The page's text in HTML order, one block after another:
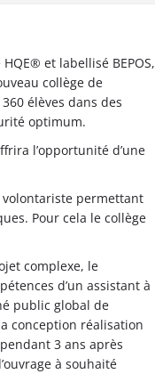
et labellisé BEPOS,
collège de
élèves dans des
optimum.
l’opportunité d’une
permettant
Pour cela le collège
complexe, le
d’un assistant à
public global de
conception réalisation
3 ans après
à souhaité